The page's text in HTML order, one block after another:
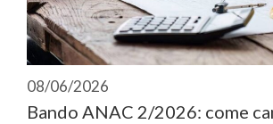
08/06/2026
Bando ANAC 2/2026: come